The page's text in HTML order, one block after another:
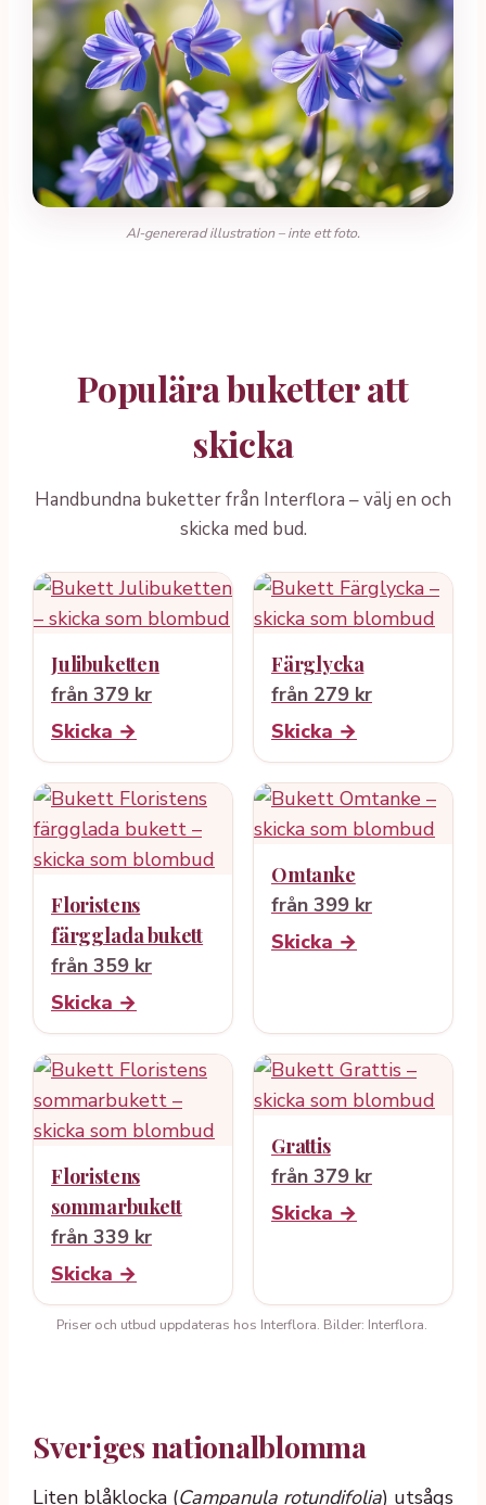
AI-genererad illustration – inte ett foto.
Populära buketter att
skicka
Handbundna buketter från Interflora – välj en och
skicka med bud.
Julibuketten
från 379 kr
Skicka →
Färglycka
från 279 kr
Skicka →
Floristens
färgglada bukett
från 359 kr
Skicka →
Omtanke
från 399 kr
Skicka →
Floristens
sommarbukett
från 339 kr
Skicka →
Grattis
från 379 kr
Skicka →
Priser och utbud uppdateras hos Interflora. Bilder: Interflora.
Sveriges nationalblomma
Liten blåklocka (Campanula rotundifolia) utsågs